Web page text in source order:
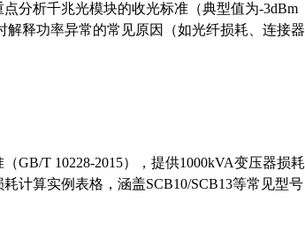
分析千兆光模块的收光标准（典型值为-3dBm
释功率异常的常见原因（如光纤损耗、连接器
GB/T 10228-2015），提供1000kVA变压器损耗
计算实例表格，涵盖SCB10/SCB13等常见型号